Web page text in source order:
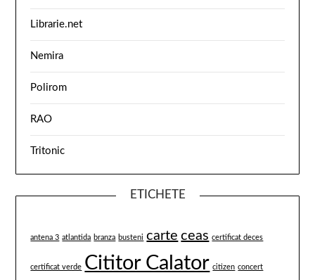
Librarie.net
Nemira
Polirom
RAO
Tritonic
ETICHETE
antena 3 atlantida branza busteni carte ceas certificat deces
certificat verde Cititor Calator citizen concert